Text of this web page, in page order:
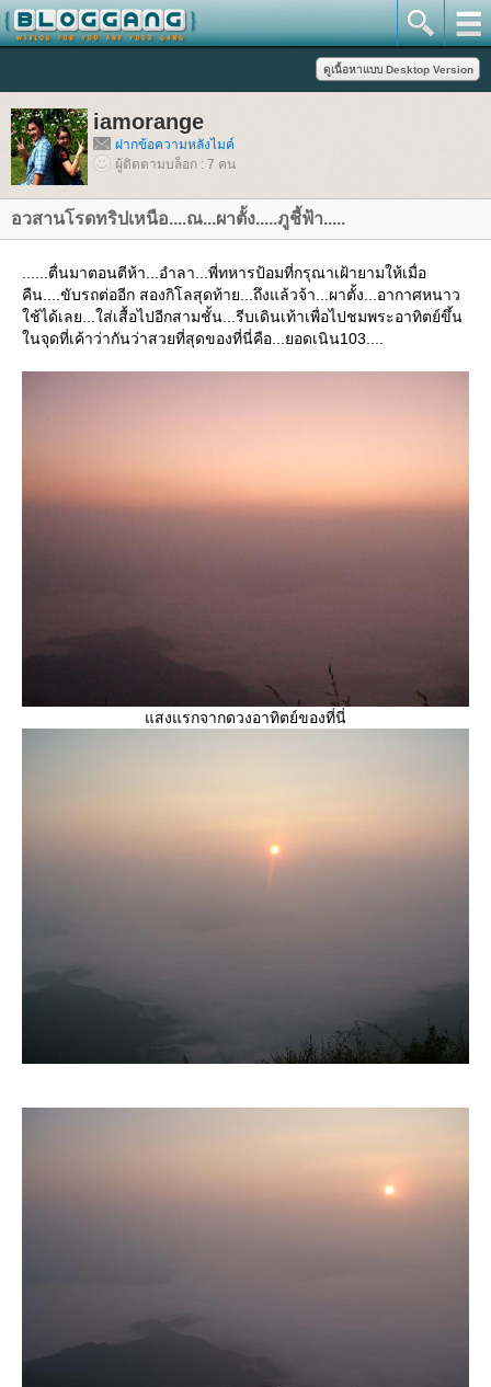
iamorange
ฝากข้อความหลังไมค์
ผู้ติดตามบล็อก : 7 คน
อวสานโรดทริปเหนือ....ณ...ผาตั้ง.....ภูชี้ฟ้า.....
......ตื่นมาตอนตีห้า...อำลา...พี่ทหารป้อมที่กรุณาเฝ้ายามให้เมื่อ
คืน....ขับรถต่ออีก สองกิโลสุดท้าย...ถึงแล้วจ้า...ผาตั้ง...อากาศหนาว
ช้ได้เลย...ใส่เสื้อไปอีกสามชั้น...รีบเดินเท้าเพื่อไปชมพระอาทิตย์ขึ้น
นจุดที่เค้าว่ากันว่าสวยที่สุดของที่นี่คือ...ยอดเนิน103....
สงแรกจากดวงอาทิตย์ของที่นี่